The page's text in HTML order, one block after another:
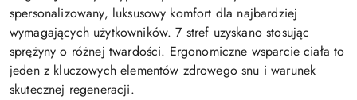
spersonalizowany, luksusowy komfort dla najbardziej
wymagających użytkowników. 7 stref uzyskano stosując
sprężyny o różnej twardości. Ergonomiczne wsparcie ciała to
jeden z kluczowych elementów zdrowego snu i warunek
skutecznej regeneracji.